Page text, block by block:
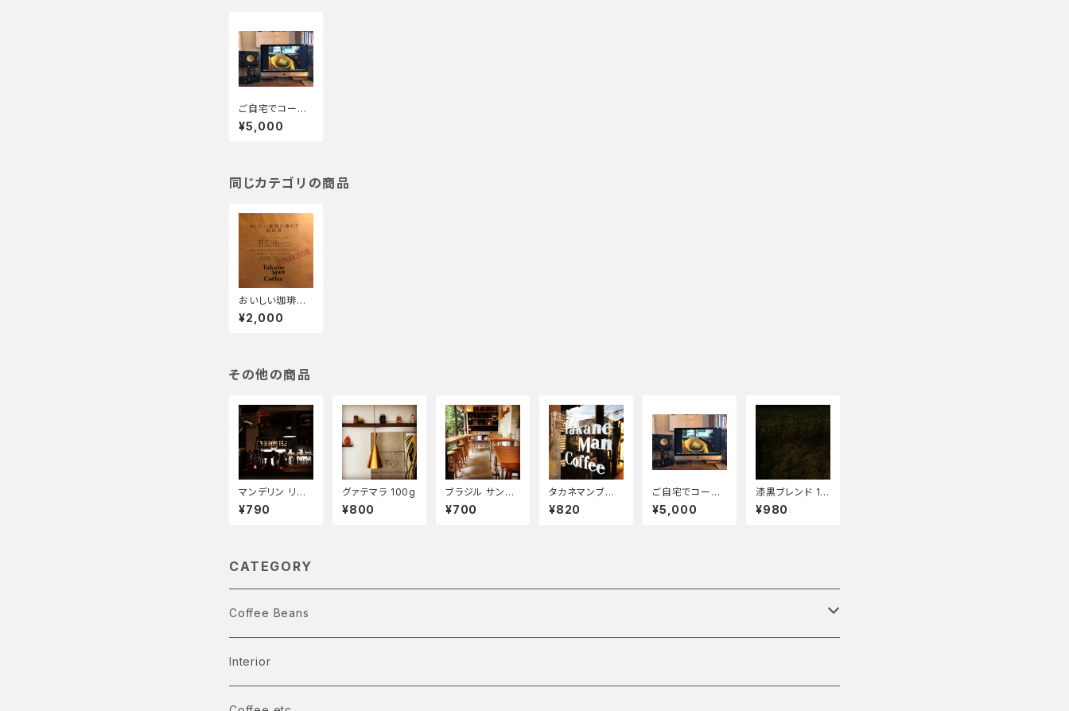
ご自宅でコーヒ
ー教室「誰も教
えてくれない、美
¥5,000
同じカテゴリの商品
おいしい珈琲の
淹れ方説明書
¥2,000
その他の商品
マンデリン リバ
ーブ 100g
¥790
グァテマラ 100g
¥800
ブラジル サント
ス 100g
¥700
タカネマンブレ
ンド２ 100g
¥820
ご自宅でコーヒ
ー教室「誰も教
えてくれない、美
¥5,000
漆黒ブレンド 10
0g
¥980
CATEGORY
Coffee Beans
Single Origin Coffee
浅煎り
Interior